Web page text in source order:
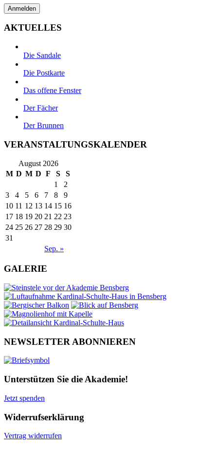
AKTUELLES
Die Sandale
Die Postkarte
Das offene Fenster
Der Fächer
Der Brunnen
VERANSTALTUNGSKALENDER
August 2026
M D M D F S S
Sep. »
1
2
3
4 5 6 7 8
9
10 11 12 13 14 15 16
17 18 19 20 21 22 23
24 25 26 27 28 29 30
31
GALERIE
NEWSLETTER ABONNIEREN
Unterstützen Sie die Akademie!
Jetzt spenden
Widerrufserklärung
Vertrag widerrufen